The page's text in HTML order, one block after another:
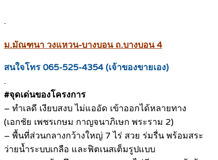
.
ม.มัณฑนา วงแหวน-บางบอน ถ.บางบอน 4
สนใจโทร 065-525-4354 (เจ้าของขายเอง)
.
#จุดเด่นของโครงการ
– ทำเลดี เงียบสงบ ไม่แออัด เข้าออกได้หลายทาง
(เอกชัย เพชรเกษม กาญจนาภิเษก พระราม 2)
– พื้นที่ส่วนกลางกว้างใหญ่ 7 ไร่ สวย ร่มรื่น พร้อมสระ
ว่ายน้ำระบบเกลือ และฟิตเนสเต็มรูปแบบ